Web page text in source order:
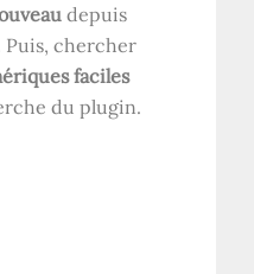
depuis
Puis, chercher
faciles
du plugin.